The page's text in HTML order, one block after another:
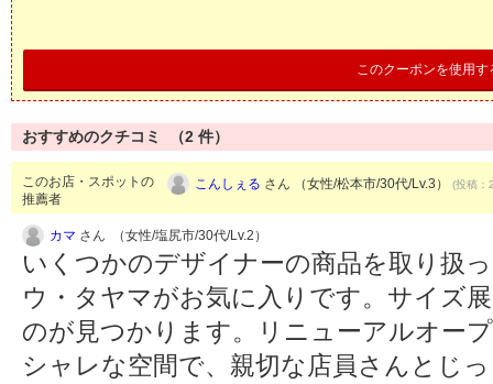
このクーポンを使用す
おすすめのクチコミ （2 件）
このお店・スポットの
推薦者
こんしぇる さん （女性/松本市/30代/Lv.3） (投稿
カマ さん （女性/塩尻市/30代/Lv.2）
いくつかのデザイナーの商品を取り扱
ウ・タヤマがお気に入りです。サイズ
のが見つかります。リニューアルオー
シャレな空間で、親切な店員さんとじ